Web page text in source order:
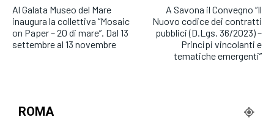
Al Galata Museo del Mare
inaugura la collettiva “Mosaic
on Paper – 20 di mare”. Dal 13
settembre al 13 novembre
A Savona il Convegno “Il
Nuovo codice dei contratti
pubblici (D.Lgs. 36/2023) –
Principi vincolanti e
tematiche emergenti”
ROMA